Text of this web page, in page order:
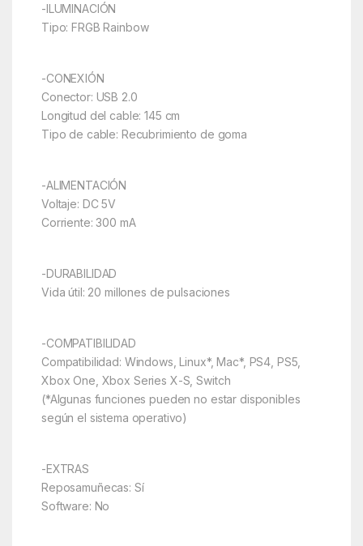
-ILUMINACIÓN
Tipo: FRGB Rainbow
-CONEXIÓN
Conector: USB 2.0
Longitud del cable: 145 cm
Tipo de cable: Recubrimiento de goma
-ALIMENTACIÓN
Voltaje: DC 5V
Corriente: 300 mA
-DURABILIDAD
Vida útil: 20 millones de pulsaciones
-COMPATIBILIDAD
Compatibilidad: Windows, Linux*, Mac*, PS4, PS5,
Xbox One, Xbox Series X-S, Switch
(*Algunas funciones pueden no estar disponibles
según el sistema operativo)
-EXTRAS
Reposamuñecas: Sí
Software: No